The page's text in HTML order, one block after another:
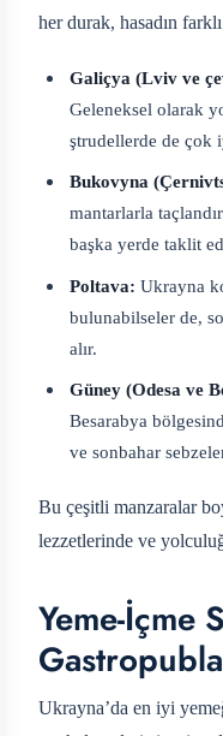
her durak, hasadın
Galiçya (Lviv ve
Geleneksel olarak
ştrudellerde de çok
Bukovyna
mantarlarla
başka yerde taklit
Poltava: Ukrayna
bulunabilseler de,
alır.
Güney (Odesa ve
Besarabya
ve sonbahar
Bu çeşitli manzaralar
lezzetlerinde ve
Yeme-İçme
Ukrayna’da en iyi